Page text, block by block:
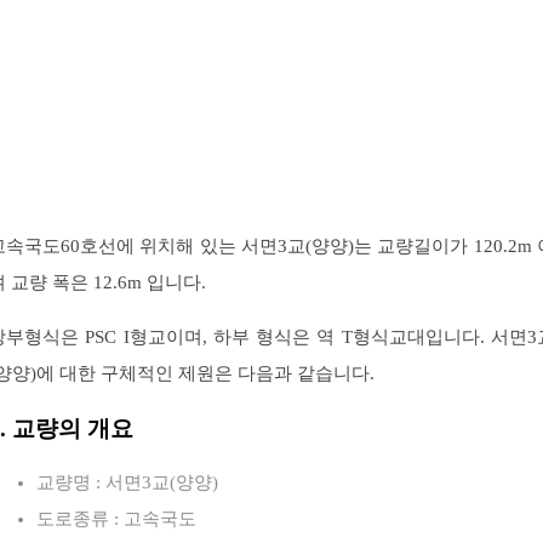
속국도60호선에 위치해 있는 서면3교(양양)는 교량길이가 120.2m
교량 폭은 12.6m 입니다.
부형식은 PSC I형교이며, 하부 형식은 역 T형식교대입니다. 서면3
양)에 대한 구체적인 제원은 다음과 같습니다.
교량의 개요
교량명 : 서면3교(양양)
도로종류 : 고속국도